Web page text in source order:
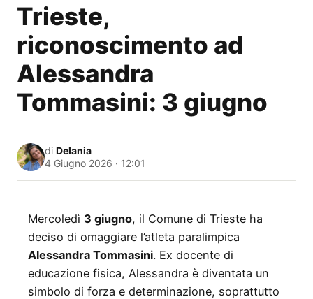
Trieste,
riconoscimento ad
Alessandra
Tommasini: 3 giugno
di Delania
4 Giugno 2026 · 12:01
Mercoledì 3 giugno, il Comune di Trieste ha
deciso di omaggiare l’atleta paralimpica
Alessandra Tommasini. Ex docente di
educazione fisica, Alessandra è diventata un
simbolo di forza e determinazione, soprattutto